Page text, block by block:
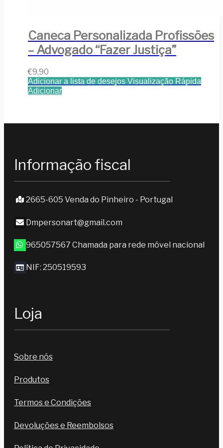
Caneca Personalizada Profissões
– Advogado “Fazer Justiça”
€9,90
Adicionar a lista de desejos Visualização Rápida
Adicionar
Informação fiscal
2665-605 Venda do Pinheiro - Portugal
Dmpersonart@gmail.com
965057567 Chamada para rede móvel nacional
NIF: 250519593
Loja
Sobre nós
Produtos
Termos e Condições
Devoluções e Reembolsos